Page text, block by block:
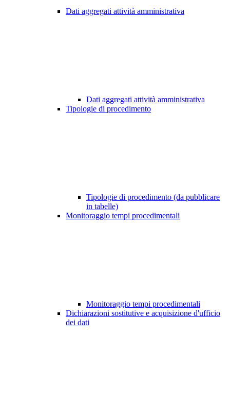
Dati aggregati attività amministrativa
Dati aggregati attività amministrativa
Tipologie di procedimento
Tipologie di procedimento (da pubblicare
in tabelle)
Monitoraggio tempi procedimentali
Monitoraggio tempi procedimentali
Dichiarazioni sostitutive e acquisizione d'ufficio
dei dati